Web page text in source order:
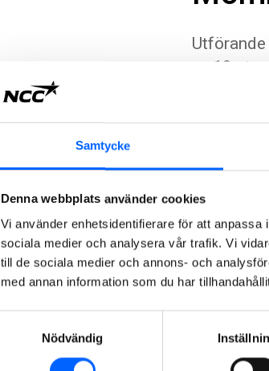
Samtycke
Denna webbplats använder cookies
Vi använder enhetsidentifierare för att
sociala medier och analysera vår trafik. Vi
till de sociala medier och annons- och
med annan information som du har
Nödvändig
Utförande
av 10 st
ar (7 km),
- och